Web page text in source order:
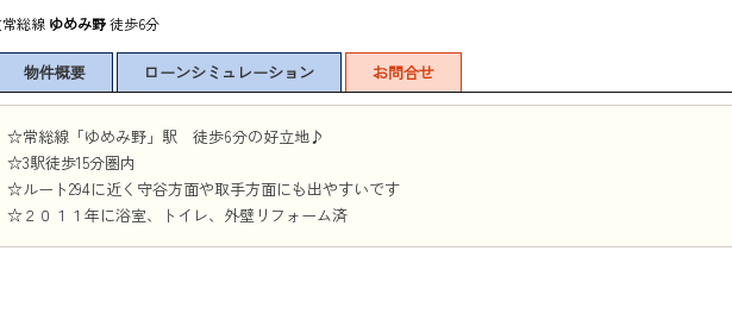
総線 ゆめみ野徒歩6分
物件概要 ローンシミュレーション お問合せ
☆常総線「ゆめみ野」駅 徒歩6分の好立地♪
☆3駅徒歩15分圏内
☆ルート294に近く守谷方面や取手方面にも出やすいです
☆２０１１年に浴室、トイレ、外壁リフォーム済